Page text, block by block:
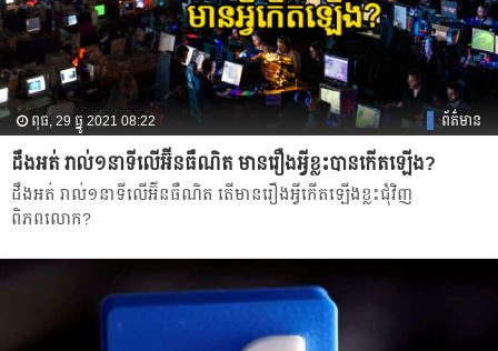
ពុធ, 29 ធ្នូ 2021 08:22 ព័ត៌មាន
ដឹងអត់ រាល់១នាទីលើអ៊ីនធឺណិត មានរឿងអ្វីខ្លះបានកើតឡើង?
ដឹងអត់ រាល់១នាទីលើអ៊ីនធឺណិត តើមានរឿងអ្វីកើតឡើងខ្លះជុំវិញ
ពិភពលោក?